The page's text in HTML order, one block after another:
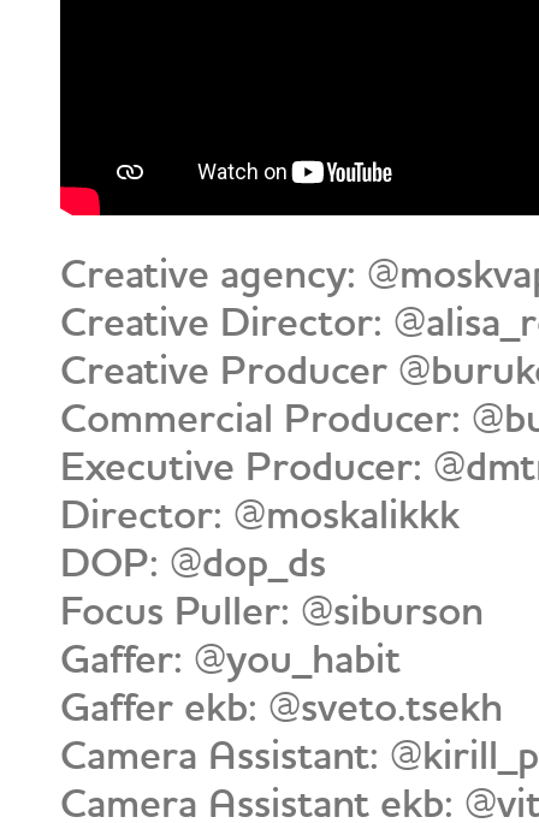
Creative agency:
Creative Director:
Creative Producer
Commercial Producer:
Executive Producer:
Director: @moskalikkk
DOP: @dop_ds
Focus Puller: @siburson
Gaffer: @you_habit
Gaffer ekb: @sveto.tsekh
Camera Assistant:
Camera Assistant ekb: